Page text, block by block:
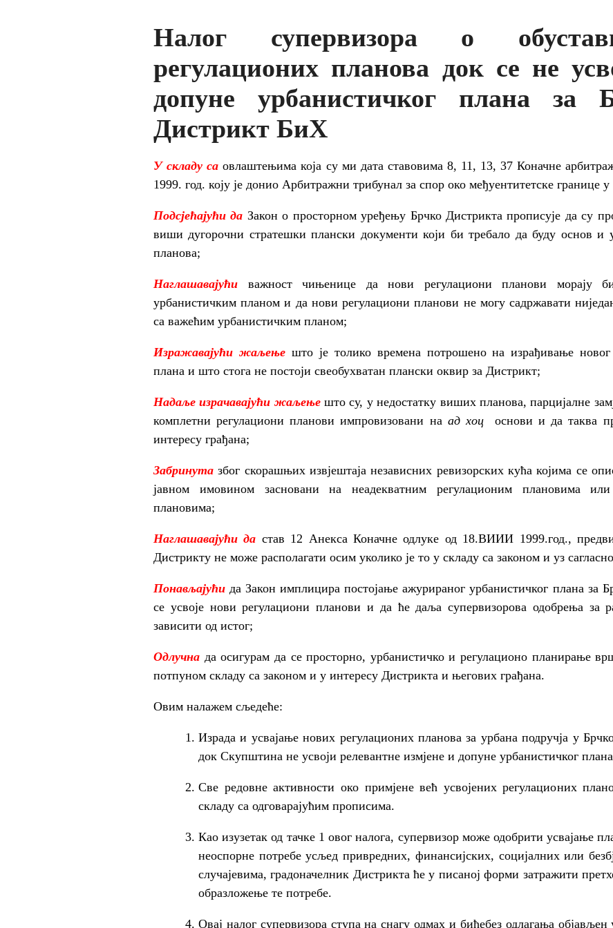
Налог супервизора о
регулационих планова док се не
допуне урбанистичког плана за
Дистрикт БиХ
У складу саовлаштењима која су ми дата ставовима 8, 11, 13, 37 Коначне
1999. год. коју је донио Арбитражни трибунал за спор око међуентитетске границе у
Подсјећајући да Закон о просторном уређењу Брчко Дистрикта прописује да су
виши дугорочни стратешки плански документи који би требало да буду основ и
планова;
Наглашавајући важност чињенице да нови регулациони планови морају
урбанистичким планом и да нови регулациони планови не могу садржавати
са важећим урбанистичким планом;
Изражавајући жаљење што је толико времена потрошено на израђивање новог
плана и што стога не постоји свеобухватан плански оквир за Дистрикт;
Надаље израчавајући жаљењешто су, у недостатку виших планова, парцијалне
комплетни регулациони планови импровизовани на ад хоцоснови и да таква
интересу грађана;
Забринутазбог скорашњих извјештаја независних ревизорских кућа којима се
јавном имовином засновани на неадекватним регулационим плановима
плановима;
Наглашавајући да став 12 Анекса Коначне одлуке од 18.ВИИИ 1999.год.,
Дистрикту не може располагати осим уколико је то у складу са законом и уз
Понављајући да Закон имплицира постојање ажурираног урбанистичког плана за
се усвоје нови регулациони планови и да ће даља супервизорова одобрења за
зависити од истог;
Одлучна да осигурам да се просторно, урбанистичко и регулационо планирање
потпуном складу са законом и у интересу Дистрикта и његових грађана.
Овим налажем сљедеће:
Израда и усвајање нових регулационих планова за урбана подручја у
док Скупштина не усвоји релевантне измјене и допуне урбанистичког
Све редовне активности око примјене већ усвојених регулационих
складу са одговарајућим прописима.
Као изузетак од тачке 1 овог налога, супервизор може одобрити усвајање
неоспорне потребе усљед привредних, финансијских, социјалних или
случајевима, градоначелник Дистрикта ће у писаној форми затражити
образложење те потребе.
Овај налог супервизора ступа на снагу одмах и бићебез одлагања